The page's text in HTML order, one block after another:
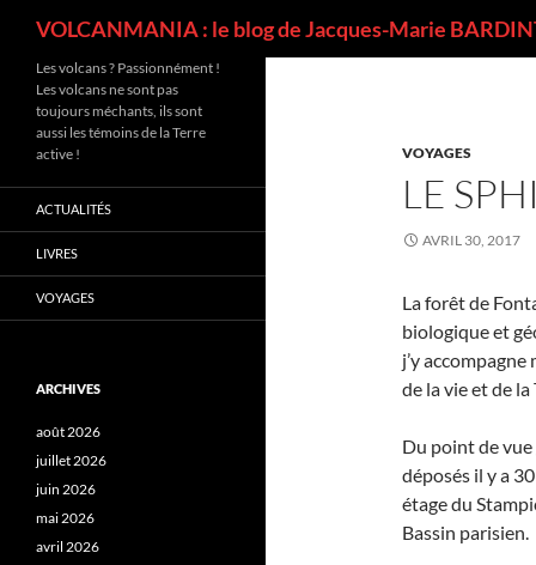
VOLCANMANIA : le blog de Jacques-Marie
VOYAGES
LE
AVRIL 30, 2017
La forêt de
biologique et
j’y
de la vie et de la
Du point de vue
déposés il y a
étage du
Bassin parisien.
Les volcans ? Passionnément !
Les volcans ne sont pas
toujours méchants, ils sont
aussi les témoins de la Terre
active !
ACTUALITÉS
LIVRES
VOYAGES
ARCHIVES
août 2026
juillet 2026
juin 2026
mai 2026
avril 2026